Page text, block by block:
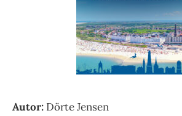
Autor: Dörte Jensen